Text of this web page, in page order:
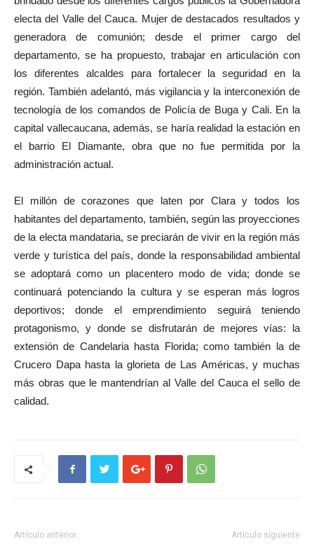
electa del Valle del Cauca. Mujer de destacados resultados y
generadora de comunión; desde el primer cargo del
departamento, se ha propuesto, trabajar en articulación con
los diferentes alcaldes para fortalecer la seguridad en la
región. También adelantó, más vigilancia y la interconexión de
tecnología de los comandos de Policía de Buga y Cali. En la
capital vallecaucana, además, se haría realidad la estación en
el barrio El Diamante, obra que no fue permitida por la
administración actual.
El millón de corazones que laten por Clara y todos los
habitantes del departamento, también, según las proyecciones
de la electa mandataria, se preciarán de vivir en la región más
verde y turística del país, donde la responsabilidad ambiental
se adoptará como un placentero modo de vida; donde se
continuará potenciando la cultura y se esperan más logros
deportivos; donde el emprendimiento seguirá teniendo
protagonismo, y donde se disfrutarán de mejores vías: la
extensión de Candelaria hasta Florida; como también la de
Crucero Dapa hasta la glorieta de Las Américas, y muchas
más obras que le mantendrían al Valle del Cauca el sello de
calidad.
Artículo anterior Artículo siguiente